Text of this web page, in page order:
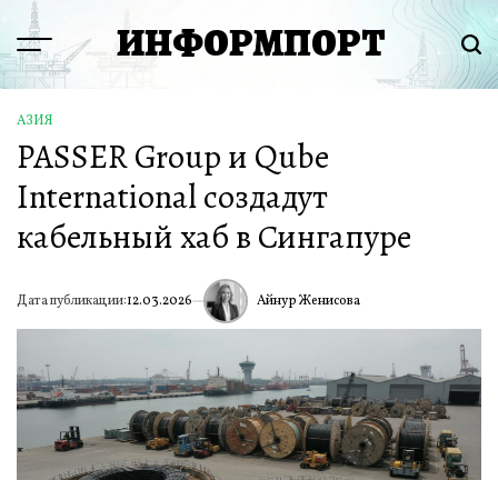
Перейти
содержимому
Menu ИНФОРМПОРТ
ОПУБЛИКОВАНО
В
АЗИЯ
PASSER Group и Qube
International создадут
кабельный хаб в Сингапуре
Дата публикации:12.03.2026 ИА Айнур Женисова